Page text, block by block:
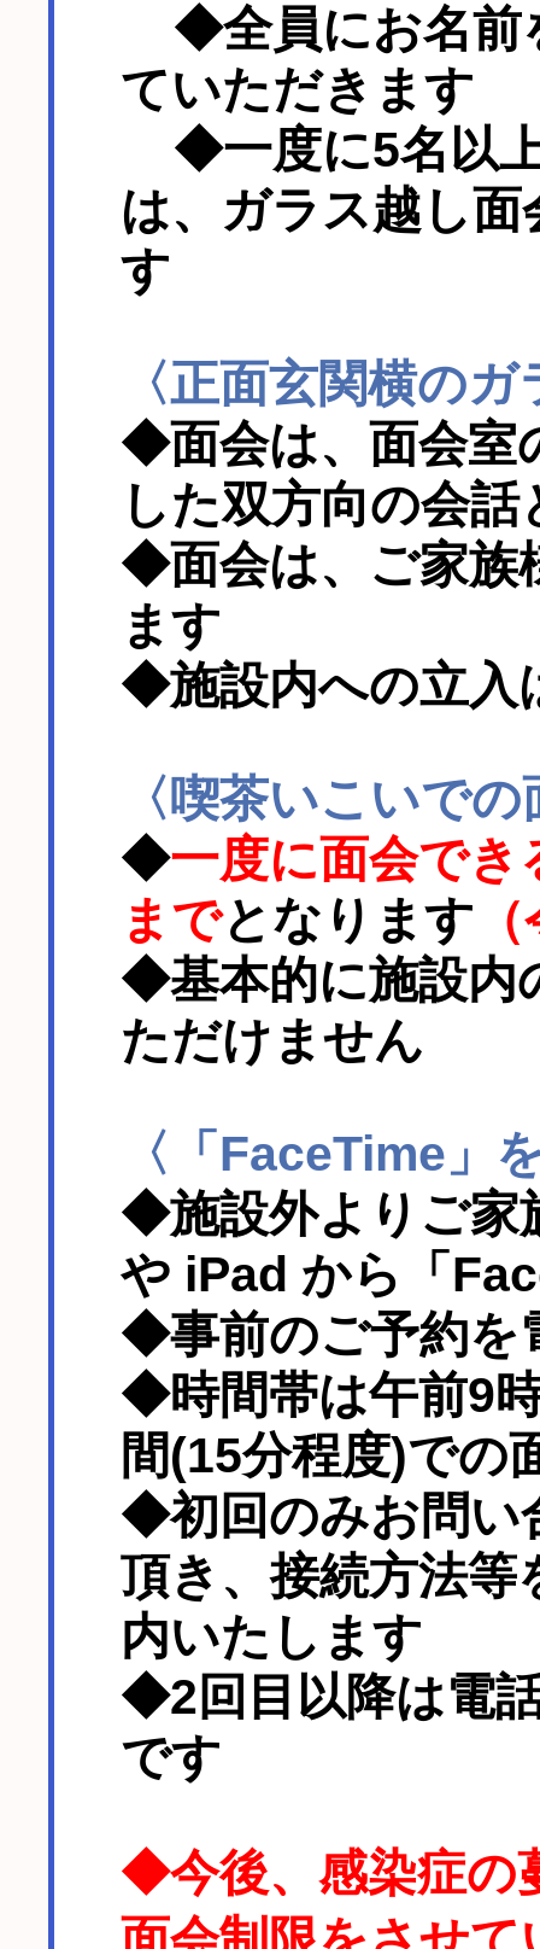
◆全員にお名前
ていただきます
◆一度に5名以
は、ガラス越し
す
〈正面玄関横の
◆面会は、面会室
した双方向の会
◆面会は、ご家族
ます
◆施設内への立入
〈喫茶いこいで
◆一度に面会でき
までとなります
◆基本的に施設内
ただけません
〈「FaceTime」
◆施設外よりご家
や iPad から「
◆事前のご予約を
◆時間帯は午前9
間(15分程度)での
◆初回のみお問い
頂き、接続方法等
内いたします
◆2回目以降は電
です
◆今後、感染症の